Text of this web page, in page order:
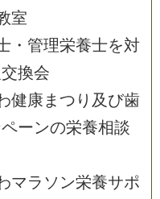
室
・管理栄養士を対
換会
健康まつり及び歯
ーンの栄養相談
マラソン栄養サポ